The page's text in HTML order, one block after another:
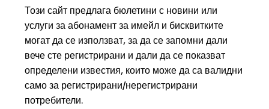
Този сайт предлага бюлетини с новини или
услуги за абонамент за имейл и бисквитките
могат да се използват, за да се запомни дали
вече сте регистрирани и дали да се показват
определени известия, които може да са валидни
само за регистрирани/нерегистрирани
потребители.